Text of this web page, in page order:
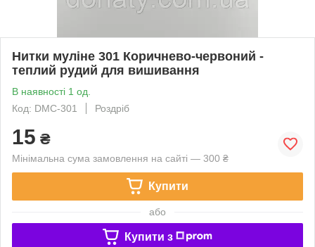
Нитки муліне 301 Коричнево-червоний -
теплий рудий для вишивання
В наявності 1 од.
Код: DMC-301
Роздріб
15 ₴
Мінімальна сума замовлення на сайті — 300 ₴
Купити
або
Купити з